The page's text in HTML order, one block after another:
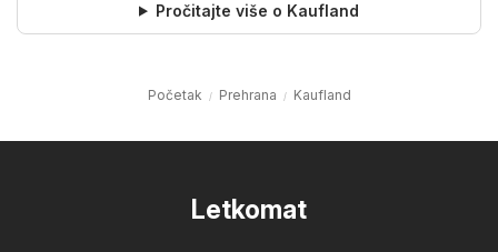
Pročitajte više o Kaufland
Početak Prehrana Kaufland
Letkomat